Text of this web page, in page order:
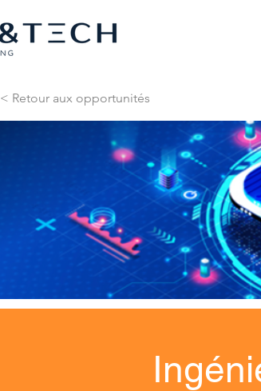
< Retour aux opportunités